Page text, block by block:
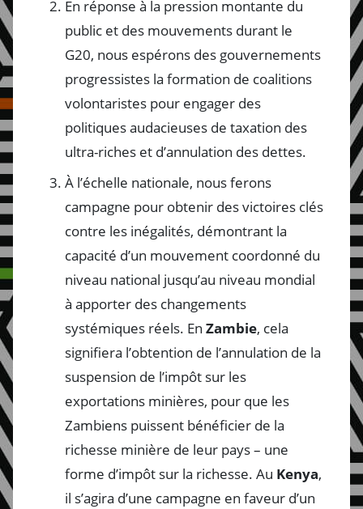
En réponse à la pression montante du
public et des mouvements durant le
G20, nous espérons des gouvernements
progressistes la formation de coalitions
volontaristes pour engager des
politiques audacieuses de taxation des
ultra-riches et d’annulation des dettes.
À l’échelle nationale, nous ferons
campagne pour obtenir des victoires clés
contre les inégalités, démontrant la
capacité d’un mouvement coordonné du
niveau national jusqu’au niveau mondial
à apporter des changements
systémiques réels. En Zambie, cela
signifiera l’obtention de l’annulation de la
suspension de l’impôt sur les
exportations minières, pour que les
Zambiens puissent bénéficier de la
richesse minière de leur pays – une
forme d’impôt sur la richesse. Au Kenya,
il s’agira d’une campagne en faveur d’un